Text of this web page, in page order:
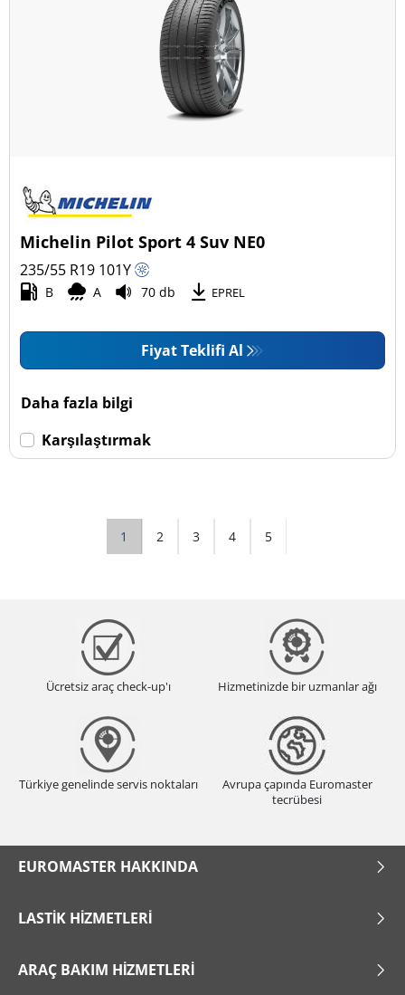
Michelin Pilot Sport 4 Suv NE0
235/55 R19 101Y
B A 70 db EPREL
Fiyat Teklifi Al
Daha fazla bilgi
Karşılaştırmak
1 2 3 4 5
Ücretsiz araç check-up'ı Hizmetinizde bir uzmanlar ağı
Türkiye genelinde servis noktaları
Avrupa çapında Euromaster
tecrübesi
EUROMASTER HAKKINDA
LASTIK HIZMETLERI
ARAÇ BAKIM HIZMETLERI